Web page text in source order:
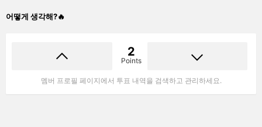
어떻게 생각해?🔥
2
Points
멤버 프로필 페이지에서 투표 내역을 검색하고 관리하세요.